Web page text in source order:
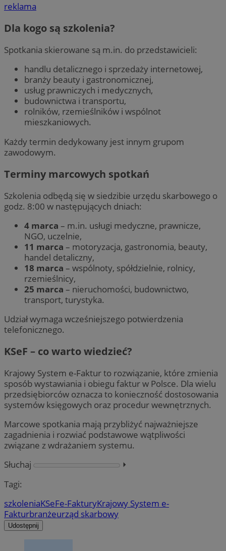
reklama
Dla kogo są szkolenia?
Spotkania skierowane są m.in. do przedstawicieli:
handlu detalicznego i sprzedaży internetowej,
branży beauty i gastronomicznej,
usług prawniczych i medycznych,
budownictwa i transportu,
rolników, rzemieślników i wspólnot
mieszkaniowych.
Każdy termin dedykowany jest innym grupom
zawodowym.
Terminy marcowych spotkań
Szkolenia odbędą się w siedzibie urzędu skarbowego o
godz. 8:00 w następujących dniach:
4 marca – m.in. usługi medyczne, prawnicze,
NGO, uczelnie,
11 marca – motoryzacja, gastronomia, beauty,
handel detaliczny,
18 marca – wspólnoty, spółdzielnie, rolnicy,
rzemieślnicy,
25 marca – nieruchomości, budownictwo,
transport, turystyka.
Udział wymaga wcześniejszego potwierdzenia
telefonicznego.
KSeF – co warto wiedzieć?
Krajowy System e-Faktur to rozwiązanie, które zmienia
sposób wystawiania i obiegu faktur w Polsce. Dla wielu
przedsiębiorców oznacza to konieczność dostosowania
systemów księgowych oraz procedur wewnętrznych.
Marcowe spotkania mają przybliżyć najważniejsze
zagadnienia i rozwiać podstawowe wątpliwości
związane z wdrażaniem systemu.
Słuchaj
⏵︎
Tagi:
szkoleniaKSeFe-FakturyKrajowy System e-
Fakturbranżeurząd skarbowy
Udostępnij